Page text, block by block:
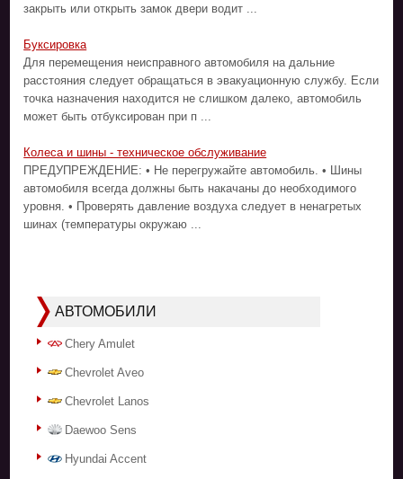
закрыть или открыть замок двери водит ...
Буксировка
Для перемещения неисправного автомобиля на дальние
расстояния следует обращаться в эвакуационную службу. Если
точка назначения находится не слишком далеко, автомобиль
может быть отбуксирован при п ...
Колеса и шины - техническое обслуживание
ПРЕДУПРЕЖДЕНИЕ: • Не перегружайте автомобиль. • Шины
автомобиля всегда должны быть накачаны до необходимого
уровня. • Проверять давление воздуха следует в ненагретых
шинах (температуры окружаю ...
АВТОМОБИЛИ
Chery Amulet
Chevrolet Aveo
Chevrolet Lanos
Daewoo Sens
Hyundai Accent